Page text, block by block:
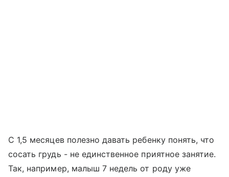
С 1,5 месяцев полезно давать ребенку понять, что
сосать грудь - не единственное приятное занятие.
Так, например, малыш 7 недель от роду уже